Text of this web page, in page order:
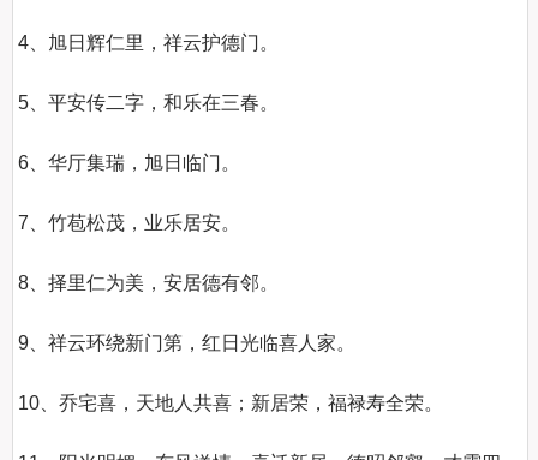
4、旭日辉仁里，祥云护德门。
5、平安传二字，和乐在三春。
6、华厅集瑞，旭日临门。
7、竹苞松茂，业乐居安。
8、择里仁为美，安居德有邻。
9、祥云环绕新门第，红日光临喜人家。
10、乔宅喜，天地人共喜；新居荣，福禄寿全荣。